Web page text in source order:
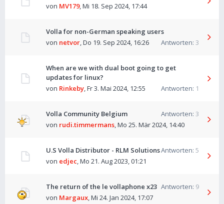
von MV179,Mi 18. Sep 2024, 17:44
Volla for non-German speaking users
Antworten: 3
von netvor,Do 19. Sep 2024, 16:26
When are we with dual boot going to get
updates for linux?
Antworten: 1
von Rinkeby,Fr 3. Mai 2024, 12:55
Volla Community Belgium Antworten: 3
von rudi.timmermans,Mo 25. Mär 2024, 14:40
U.S Volla Distributor - RLM SolutionsAntworten: 5
von edjec,Mo 21. Aug 2023, 01:21
The return of the le vollaphone x23 Antworten: 9
von Margaux,Mi 24. Jan 2024, 17:07